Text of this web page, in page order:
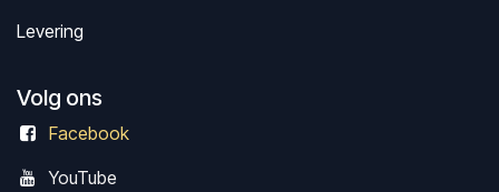
Levering
Volg ons
Facebook
YouTube